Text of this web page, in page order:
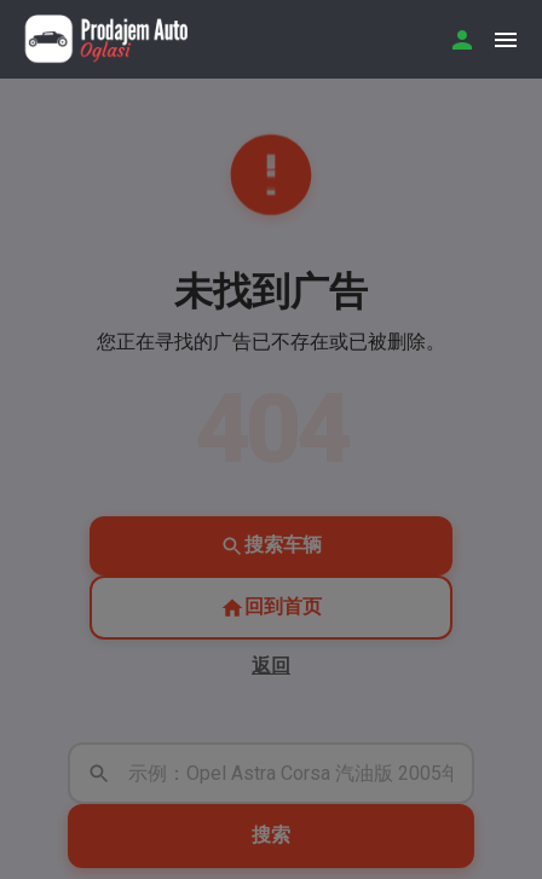
未找到广告
您正在寻找的广告已不存在或已被删除。
搜索车辆
回到首页
返回
搜索